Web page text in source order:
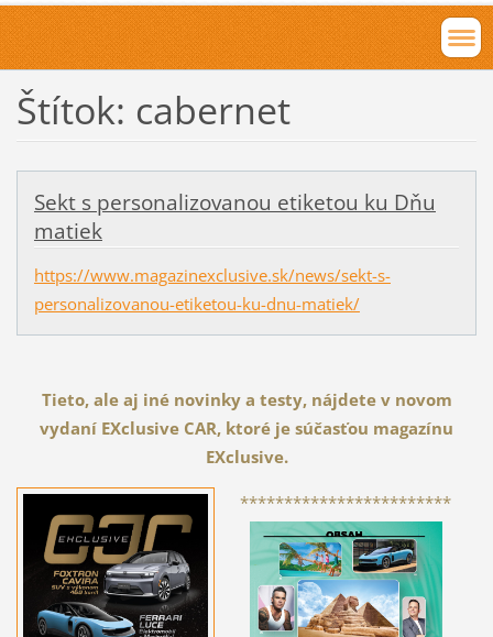
Štítok: cabernet
Sekt s personalizovanou etiketou ku Dňu
matiek
https://www.magazinexclusive.sk/news/sekt-s-
personalizovanou-etiketou-ku-dnu-matiek/
Tieto, ale aj iné novinky a testy, nájdete v novom
vydaní EXclusive CAR, ktoré je súčasťou magazínu
EXclusive.
************************